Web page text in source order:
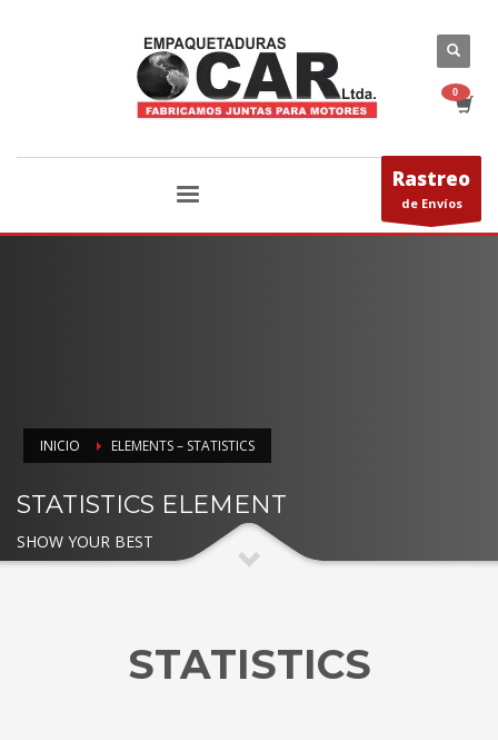
Rastreo
de Envíos
INICIO ELEMENTS – STATISTICS
STATISTICS ELEMENT
SHOW YOUR BEST
STATISTICS